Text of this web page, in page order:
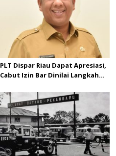
PLT Dispar Riau Dapat Apresiasi,
Cabut Izin Bar Dinilai Langkah